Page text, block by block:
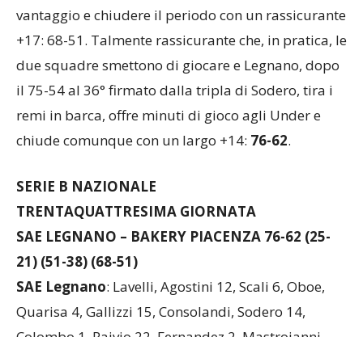
vantaggio e chiudere il periodo con un rassicurante
+17: 68-51. Talmente rassicurante che, in pratica, le
due squadre smettono di giocare e Legnano, dopo
il 75-54 al 36° firmato dalla tripla di Sodero, tira i
remi in barca, offre minuti di gioco agli Under e
chiude comunque con un largo +14: 76-62.
SERIE B NAZIONALE
TRENTAQUATTRESIMA GIORNATA
SAE LEGNANO – BAKERY PIACENZA 76-62 (25-
21) (51-38) (68-51)
SAE Legnano: Lavelli, Agostini 12, Scali 6, Oboe,
Quarisa 4, Gallizzi 15, Consolandi, Sodero 14,